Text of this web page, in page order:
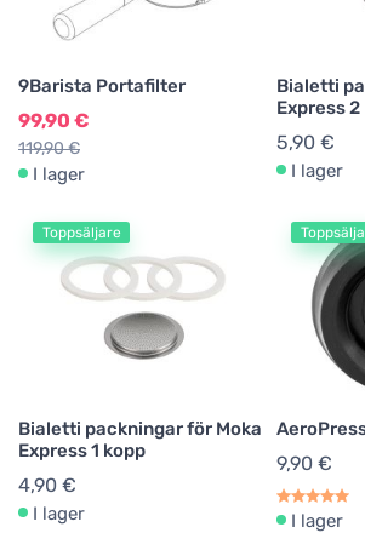
9Barista Portafilter
99,90 €
119,90 €
I lager
Bialetti
Express
5,90 €
I lager
Toppsäljare
Bialetti packningar för Moka
Express 1 kopp
4,90 €
I lager
9,90 €
I lager